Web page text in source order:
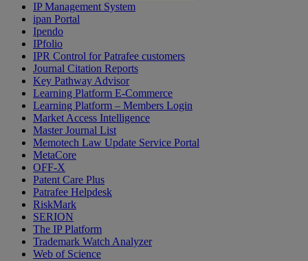
IP Management System
ipan Portal
Ipendo
IPfolio
IPR Control for Patrafee customers
Journal Citation Reports
Key Pathway Advisor
Learning Platform E-Commerce
Learning Platform – Members Login
Market Access Intelligence
Master Journal List
Memotech Law Update Service Portal
MetaCore
OFF-X
Patent Care Plus
Patrafee Helpdesk
RiskMark
SERION
The IP Platform
Trademark Watch Analyzer
Web of Science